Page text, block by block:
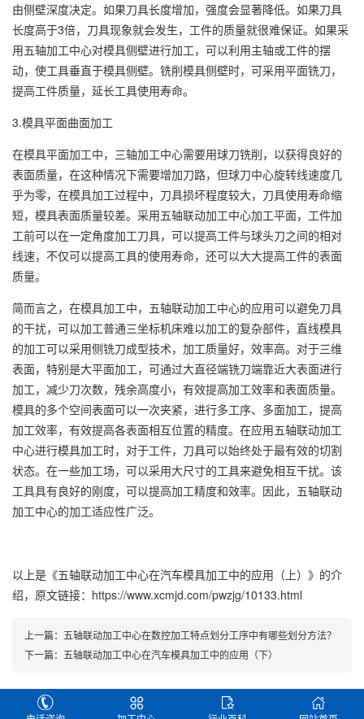
由侧壁深度决定。如果刀具长度增加，强度会显著降低。如果刀具
长度高于3倍，刀具现象就会发生，工件的质量就很难保证。如果采
用五轴加工中心对模具侧壁进行加工，可以利用主轴或工件的摆
动，使工具垂直于模具侧壁。铣削模具侧壁时，可采用平面铣刀，
提高工件质量，延长工具使用寿命。
3.模具平面曲面加工
在模具平面加工中，三轴加工中心需要用球刀铣削，以获得良好的
表面质量，在这种情况下需要增加刀路，但球刀中心旋转线速度几
乎为零，在模具加工过程中，刀具损坏程度较大，刀具使用寿命缩
短，模具表面质量较差。采用五轴联动加工中心加工平面，工件加
工前可以在一定角度加工刀具，可以提高工件与球头刀之间的相对
线速，不仅可以提高工具的使用寿命，还可以大大提高工件的表面
质量。
简而言之，在模具加工中，五轴联动加工中心的应用可以避免刀具
的干扰，可以加工普通三坐标机床难以加工的复杂部件，直线模具
的加工可以采用侧铣刀成型技术，加工质量好，效率高。对于三维
表面，特别是大平面加工，可通过大直径端铣刀端靠近大表面进行
加工，减少刀次数，残余高度小，有效提高加工效率和表面质量。
模具的多个空间表面可以一次夹紧，进行多工序、多面加工，提高
加工效率，有效提高各表面相互位置的精度。在应用五轴联动加工
中心进行模具加工时，对于工件，刀具可以始终处于最有效的切割
状态。在一些加工场，可以采用大尺寸的工具来避免相互干扰。该
工具具有良好的刚度，可以提高加工精度和效率。因此，五轴联动
加工中心的加工适应性广泛。
以上是 《五轴联动加工中心在汽车模具加工中的应用（上）》 的介
绍，原文链接： https://www.xcmjd.com/pwzjg/10133.html
上一篇： 五轴联动加工中心在数控加工特点划分工序中有哪些划分方法？
下一篇： 五轴联动加工中心在汽车模具加工中的应用（下）